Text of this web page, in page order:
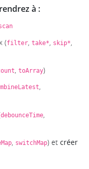
à :
(filter ,take* skip*
,toArray)
,
debounceTime
, switchMap) etcréer